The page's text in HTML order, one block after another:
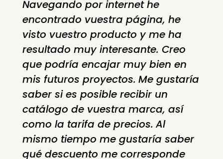
Navegando por internet he
encontrado vuestra página, he
visto vuestro producto y me ha
resultado muy interesante. Creo
que podría encajar muy bien en
mis futuros proyectos. Me gustaría
saber si es posible recibir un
catálogo de vuestra marca, así
como la tarifa de precios. Al
mismo tiempo me gustaría saber
qué descuento me corresponde